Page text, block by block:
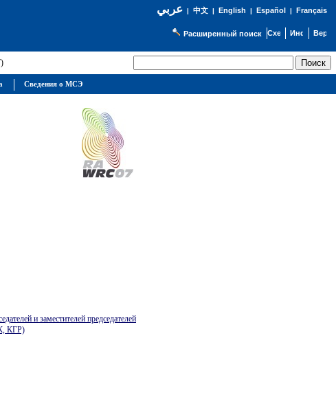
عربي| 中文| English | Español | Français
Расширенный поиск
и заместителей председателей
КГР)
Сведения о МСЭ